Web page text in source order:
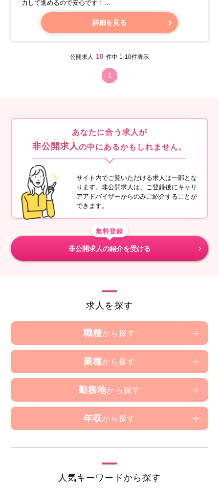
力して進めるので安心です！
・公共、流通、通信、公営競技など、多様なプロジェクトが
ありますので、希望を考慮してプロジェクトを決定します。
詳細を見る
公開求人 10 件中 1-10件表示
1
あなたに合う求人が
非公開求人の中にあるかもしれません。
サイト内でご覧いただける求人は一部とな
ります。非公開求人は、ご登録後にキャリ
アアドバイザーからのみご紹介することが
できます。
無料登録
非公開求人の紹介を受ける
求人を探す
職種から探す
業種から探す
勤務地から探す
年収から探す
人気キーワードから探す